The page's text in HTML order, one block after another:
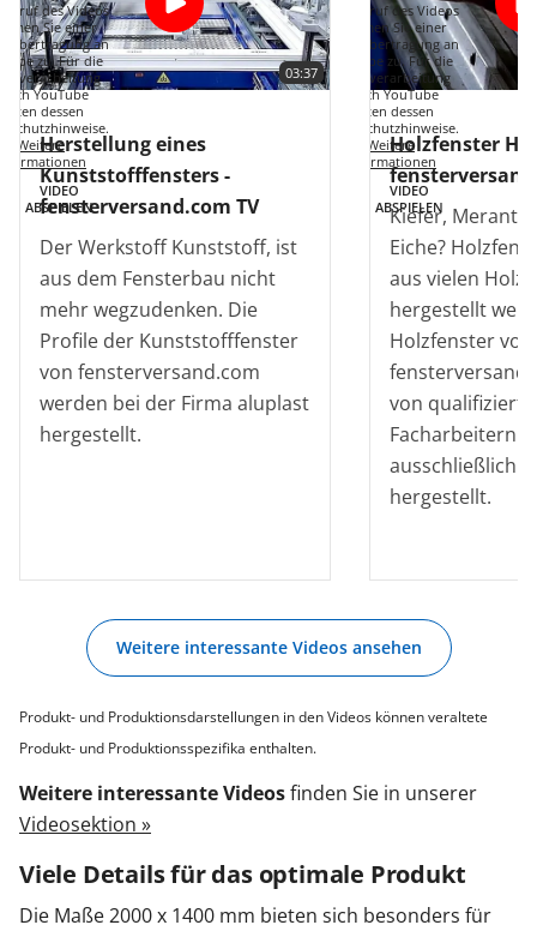
des Videos
Sie einer
an
zu. Für die
YouTube
dessen
Weitere
VIDEO
ABSPIELEN
03:37
Herstellung eines
Kunststofffensters -
fensterversand.com TV
Der Werkstoff Kunststoff, ist
aus dem Fensterbau nicht
mehr wegzudenken. Die
Profile der Kunststofffenster
von fensterversand.com
werden bei der Firma aluplast
hergestellt.
Mit Aufruf des Videos
stimmen Sie einer
Datenübertragung an
YouTube zu. Für die
Datenverarbeitung
durch YouTube
gelten dessen
Datenschutzhinweise.
Weitere
Informationen
VIDEO
ABSPIELEN
Holzfenster
Kiefer, Meranti,
Eiche?
aus vielen
hergestellt
Holzfenster von
von
Facharbeitern
ausschließlich
hergestellt.
Weitere interessante Videos ansehen
Produkt- und Produktionsdarstellungen in den Videos können veraltete
Produkt- und Produktionsspezifika enthalten.
Weitere interessante Videosfinden Sie in unserer
Videosektion »
Viele Details für das optimale Produkt
Die Maße 2000 x 1400 mm bieten sich besonders für